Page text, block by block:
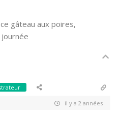
gâteau aux poires,
il y a 2 années